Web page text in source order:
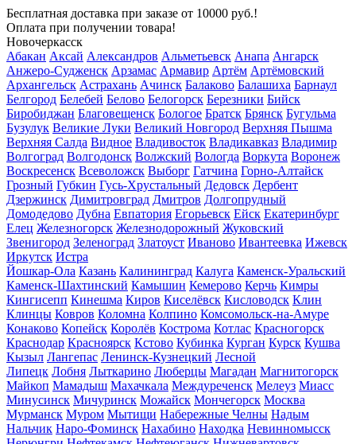
Бесплатная доставка при заказе от 10000 руб.!
Оплата при получении товара!
Новочеркасск
Абакан Аксай Александров Альметьевск Анапа Ангарск
Анжеро-Судженск Арзамас Армавир Артём Артёмовский
Архангельск Астрахань Ачинск Балаково Балашиха Барнаул
Белгород Белебей Белово Белогорск Березники Бийск
Биробиджан Благовещенск Бологое Братск Брянск Бугульма
Бузулук Великие Луки Великий Новгород Верхняя Пышма
Верхняя Салда Видное Владивосток Владикавказ Владимир
Волгоград Волгодонск Волжский Вологда Воркута Воронеж
Воскресенск Всеволожск Выборг Гатчина Горно-Алтайск
Грозный Губкин Гусь-Хрустальный Дедовск Дербент
Дзержинск Димитровград Дмитров Долгопрудный
Домодедово Дубна Евпатория Егорьевск Ейск Екатеринбург
Елец Железногорск Железнодорожный Жуковский
Звенигород Зеленоград Златоуст Иваново Ивантеевка Ижевск
Иркутск Истра
Йошкар-Ола Казань Калининград Калуга Каменск-Уральский
Каменск-Шахтинский Камышин Кемерово Керчь Кимры
Кингисепп Кинешма Киров Киселёвск Кисловодск Клин
Клинцы Ковров Коломна Колпино Комсомольск-на-Амуре
Конаково Копейск Королёв Кострома Котлас Красногорск
Краснодар Красноярск Кстово Кубинка Курган Курск Кушва
Кызыл Лангепас Ленинск-Кузнецкий Лесной
Липецк Лобня Лыткарино Люберцы Магадан Магнитогорск
Майкоп Мамадыш Махачкала Междуреченск Мелеуз Миасс
Минусинск Мичуринск Можайск Мончегорск Москва
Мурманск Муром Мытищи Набережные Челны Надым
Нальчик Наро-Фоминск Нахабино Находка Невинномысск